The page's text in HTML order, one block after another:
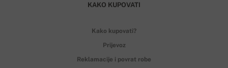
KAKO KUPOVATI
Kako kupovati?
Prijevoz
Reklamacije i povrat robe